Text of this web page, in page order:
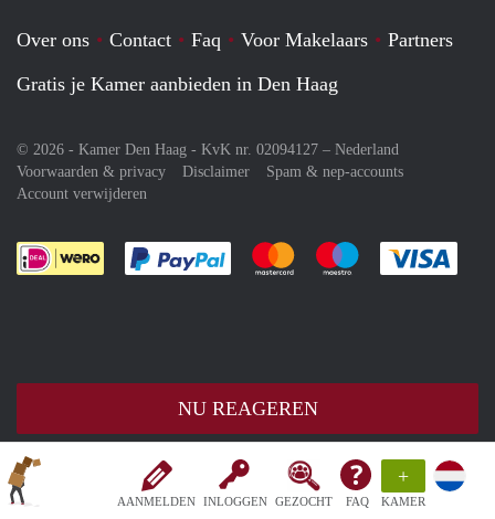
AANMELDEN INLOGGEN GEZOCHT FAQ
+
KAMER
NU REAGEREN
Over ons Contact Faq Voor Makelaars
Partners
Gratis je Kamer aanbieden in Den Haag
© 2026 - Kamer Den Haag - KvK nr. 02094127 – Nederland
Voorwaarden & privacy
Disclaimer
Spam & nep-accounts
Account verwijderen
Je rekent gemakkelijk af met Paypal
Je rekent gemakkelijk af met
Je rekent